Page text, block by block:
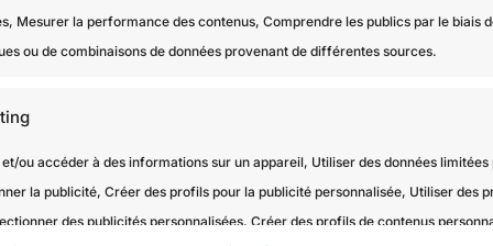
Mesurer la performance des contenus, Comprendre les publics par le biais
ou de combinaisons de données provenant de différentes sources.
ou accéder à des informations sur un appareil, Utiliser des données limitées
la publicité, Créer des profils pour la publicité personnalisée, Utiliser des
des publicités personnalisées, Créer des profils de contenus